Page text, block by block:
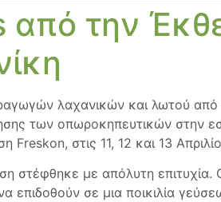
από την
λαχανικών και λωτού από
των οπωροκηπευτικών στην
Freskon, στις 11, 12 και 13
στέφθηκε με απόλυτη επιτυχία.
επιδοθούν σε μια ποικιλία